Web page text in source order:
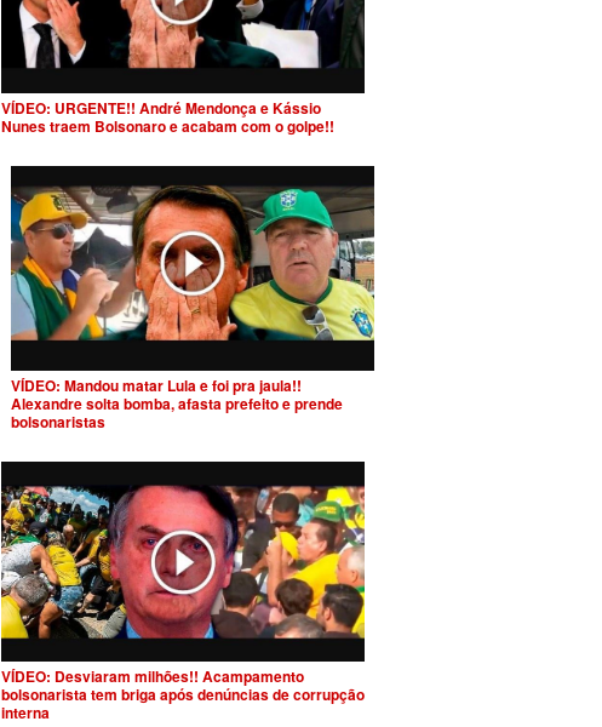
VÍDEO: URGENTE!! André Mendonça e Kássio
Nunes traem Bolsonaro e acabam com o golpe!!
VÍDEO: Mandou matar Lula e foi pra jaula!!
Alexandre solta bomba, afasta prefeito e prende
bolsonaristas
VÍDEO: Desviaram milhões!! Acampamento
bolsonarista tem briga após denúncias de corrupção
interna